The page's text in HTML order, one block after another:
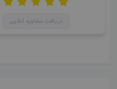
دریافت مشاوره آنلاین